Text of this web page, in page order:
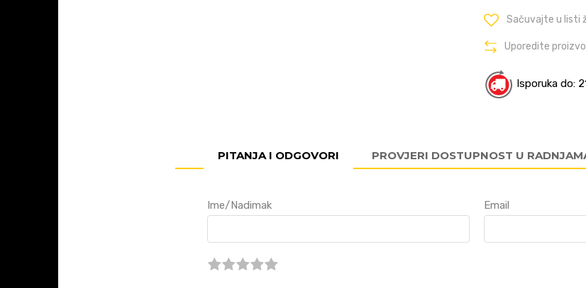
Sačuvajte u listi
Uporedite
Isporuka do:
PITANJA I ODGOVORI PROVJERI DOSTUPNOST U
Ime/Nadimak Email